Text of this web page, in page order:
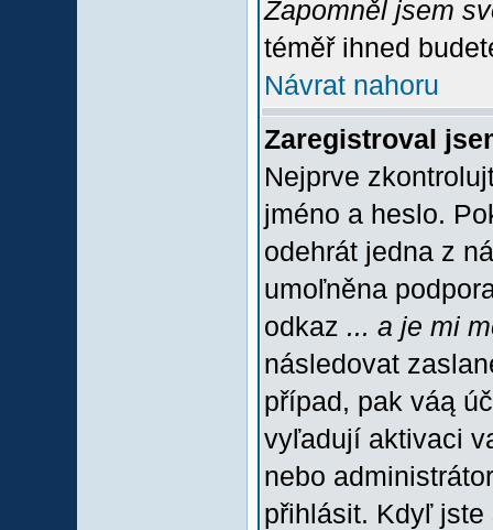
Zapomněl jsem
téměř ihned
Návrat nahoru
Zaregistroval
Nejprve
jméno a heslo.
odehrát jedna z
umoľněna
odkaz ... a je mi
následovat
případ, pak váą
vyľadují aktivaci
nebo
přihlásit. Kdyľ